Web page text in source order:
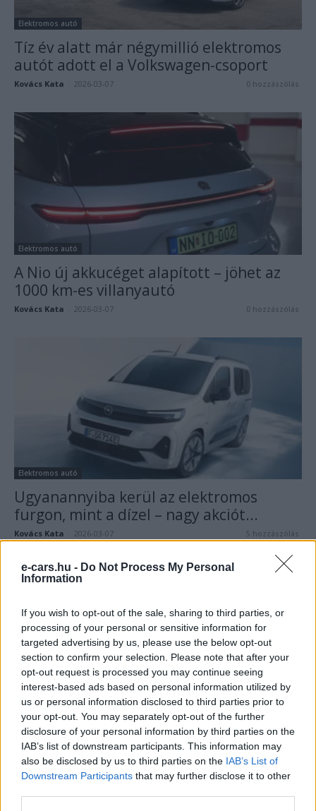
e-cars.hu - Do Not Process My Personal
Information
If you wish to opt-out of the sale, sharing to third parties, or
processing of your personal or sensitive information for
targeted advertising by us, please use the below opt-out
section to confirm your selection. Please note that after your
opt-out request is processed you may continue seeing
interest-based ads based on personal information utilized by
us or personal information disclosed to third parties prior to
your opt-out. You may separately opt-out of the further
disclosure of your personal information by third parties on the
IAB’s list of downstream participants. This information may
also be disclosed by us to third parties on the IAB’s List of
Downstream Participants that may further disclose it to other
Elektromos autó
Tíz év alatt már négymillió elektromos
autót adott el a Volkswagen-csoport
Kovács Kata 2026-03-07 0 hozzászólás
Elektromos autó
A Nio új akkucéget alapított – jöhet az
1000 km-es villanyautó
Kovács Kata 2026-03-07 0 hozzászólás
Elektromos autó
Ugyanannyiba kerül az elektromos
furgon, mint a dízel – nagy akciót...
Kovács Kata 2026-03-07 5 hozzászólás
Végső teszten járt a BMW i3
Svédországban – közeleg a bemutató
Kovács Kata - 2026-03-07 0 hozzászólás